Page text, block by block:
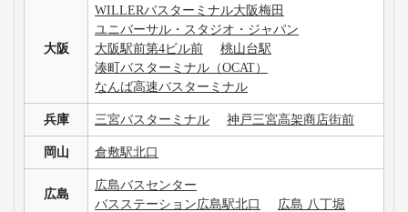
大阪
WILLERバスターミナル大阪梅田
ユニバーサル・スタジオ・ジャパン
大阪駅前第4ビル前
桃山台駅
湊町バスターミナル（OCAT）
なんば高速バスターミナル
兵庫 三宮バスターミナル 神戸三宮高架商店街前
岡山 倉敷駅北口
広島
広島バスセンター
バスステーション広島駅北口
広島 八丁堀